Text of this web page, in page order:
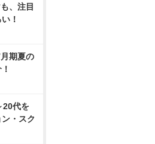
、注目
！
期夏の
20代を
・スク